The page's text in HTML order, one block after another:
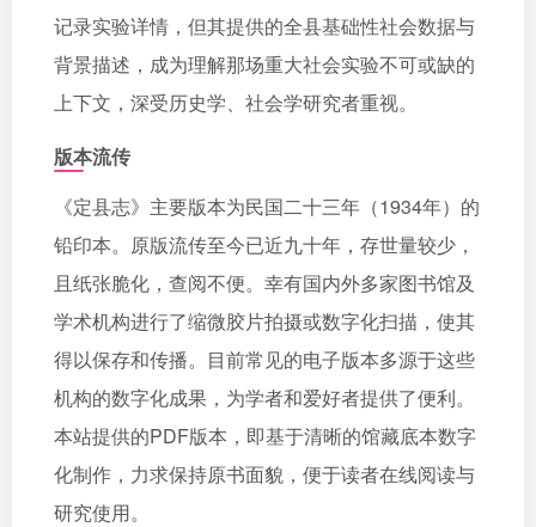
记录实验详情，但其提供的全县基础性社会数据与
背景描述，成为理解那场重大社会实验不可或缺的
上下文，深受历史学、社会学研究者重视。
版本流传
《定县志》主要版本为民国二十三年（1934年）的
铅印本。原版流传至今已近九十年，存世量较少，
且纸张脆化，查阅不便。幸有国内外多家图书馆及
学术机构进行了缩微胶片拍摄或数字化扫描，使其
得以保存和传播。目前常见的电子版本多源于这些
机构的数字化成果，为学者和爱好者提供了便利。
本站提供的PDF版本，即基于清晰的馆藏底本数字
化制作，力求保持原书面貌，便于读者在线阅读与
研究使用。